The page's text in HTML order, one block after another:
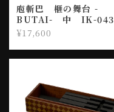
庖斬巴 榧の舞台 -
BUTAI- 中 IK-043
¥17,600